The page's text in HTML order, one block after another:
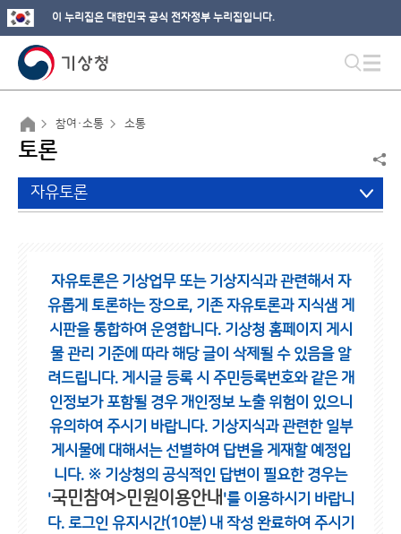
이 누리집은 대한민국 공식 전자정부 누리집입니다.
참여·소통 소통
토론
자유토론
자유토론은 기상업무 또는 기상지식과 관련해서 자
유롭게 토론하는 장으로, 기존 자유토론과 지식샘 게
시판을 통합하여 운영합니다. 기상청 홈페이지 게시
물 관리 기준에 따라 해당 글이 삭제될 수 있음을 알
려드립니다. 게시글 등록 시 주민등록번호와 같은 개
인정보가 포함될 경우 개인정보 노출 위험이 있으니
유의하여 주시기 바랍니다. 기상지식과 관련한 일부
게시물에 대해서는 선별하여 답변을 게재할 예정입
니다. ※ 기상청의 공식적인 답변이 필요한 경우는
'국민참여>민원이용안내 '를 이용하시기 바랍니
다. 로그인 유지시간(10분) 내 작성 완료하여 주시기